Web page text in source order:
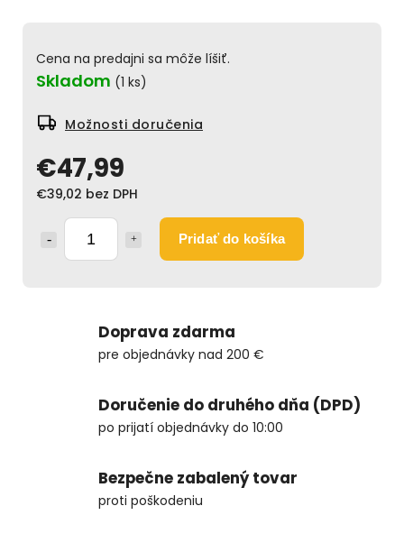
€47,99
€39,02 bez DPH
Pridať do košíka
Cena na predajni sa môže líšiť.
Skladom (1 ks)
Možnosti doručenia
Doprava zdarma
pre objednávky nad 200 €
Doručenie do druhého dňa (DPD)
po prijatí objednávky do 10:00
Bezpečne zabalený tovar
proti poškodeniu